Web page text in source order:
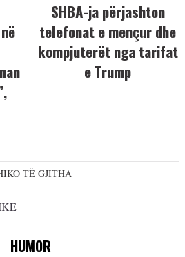
SHBA-ja përjashton
telefonat e mençur dhe
kompjuterët nga tarifat
e Trump
TË GJITHA
HUMOR